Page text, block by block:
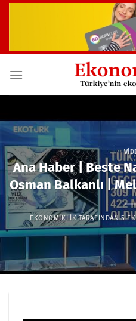
Ana Haber | Beste
Osman Balkanlı |
EKONOMIKLIKTARAFINDAN 5